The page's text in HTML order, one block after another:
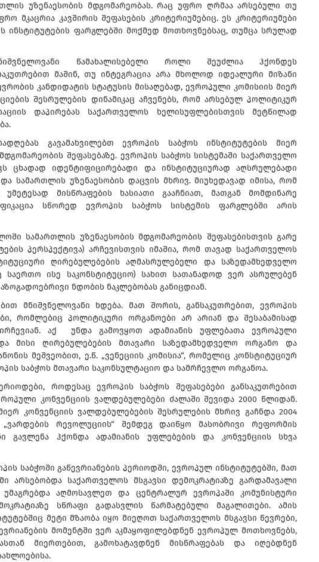
უზენაესობის მდგომარეობას. რაც უფრო ღრმაა არსებული თუ
მკაცრია კავშირის შეფასების კრიტერიუმებიც. ეს კრიტერიუმები
ინსტიტუტების ფარგლებში მოქმედ მოთხოვნებსაც, თუმცა სრულად
წამახალისებელი როლი შეუძლია ჰქონდეს
მაშინ, თუ ინტეგრაცია არა მხოლოდ იდეალური მიზანი
კანდიდატის სტატუსის მისაღებად, ევროპული კომისიის მიერ
შესრულების დინამიკაც აჩვენებს, რომ არსებულ პოლიტიკურ
დაპირებას საქართველოს ხელისუფლებისთვის მეტწილად
გავამახვილებთ ევროპის საბჭოს ინსტიტუტების მიერ
შეფასებაზე. ევროპის საბჭოს სისტემაში საქართველო
ცხადად იდენტიფიცირებადი და ინსტიტუციურად აღსრულებადი
სამართლის უზენაესობის დაცვის მხრივ. მიუხედავად იმისა, რომ
უმეტესად მისწრაფების ხასიათი გააჩნიათ, მათგან მომდინარე
სწორედ ევროპის საბჭოს სისტემის ფარგლებში არის
სამართლის უზენაესობის მდგომარეობის შეფასებისთვის გარე
პერსპექტივა) არჩევისთვის იმაშია, რომ თავად საქართველოს
ღირებულებების აღმასრულებელი და საზედამხედველო
საერთო ისე საკონსტიტუციო) სახით სათანადოდ ვერ ასრულებენ
ნდობის ნაკლებობას განიცდიან.
მნიშვნელოვანი ხდება. მათ შორის, განსაკუთრებით, ევროპის
რომლებიც პოლიტიკური ორგანოები არ არიან და შესაბამისად
აქ უნდა გამოვყოთ ადამიანის უფლებათა ევროპული
მისი ღირებულებების მთავარი საზედამხედველო ორგანო და
მეშვეობით, ე.წ. „ვენეციის კომისია“, რომელიც კონსტიტუციურ
საბჭოს მთავარი საკონსულტაციო და სამრჩევლო ორგანოა.
როდესაც ევროპის საბჭოს შეფასებები განსაკუთრებით
კონვენციის ვალდებულებები ძალაში შევიდა 2000 წლიდან.
კონვენციის ვალდებულებების შესრულების მხრივ გაჩნდა 2004
რევოლუციის“ შემდეგ დაიწყო მასობრივი რეფორმის
გავლენა ჰქონდა ადამიანის უფლებების და კონვენციის სხვა
საბჭოში გაწევრიანების პერიოდში, ევროპულ ინსტიტუტებში, მათ
არსებობდა საქართველოს მსგავსი დემოკრატიაზე გარდამავალი
აღმოსავლეთ და ცენტრალურ ევროპაში კომუნისტური
სწრაფი გადასვლის წარმატებული მაგალითები. ამის
მეტი მზაობა იყო მიეღოთ საქართველოს მსგავსი წევრები,
მომენტში ვერ აკმაყოფილებდნენ ევროპულ მოთხოვნებს,
მიერთებით, გამოხატავდნენ მისწრაფებას და იღებდნენ